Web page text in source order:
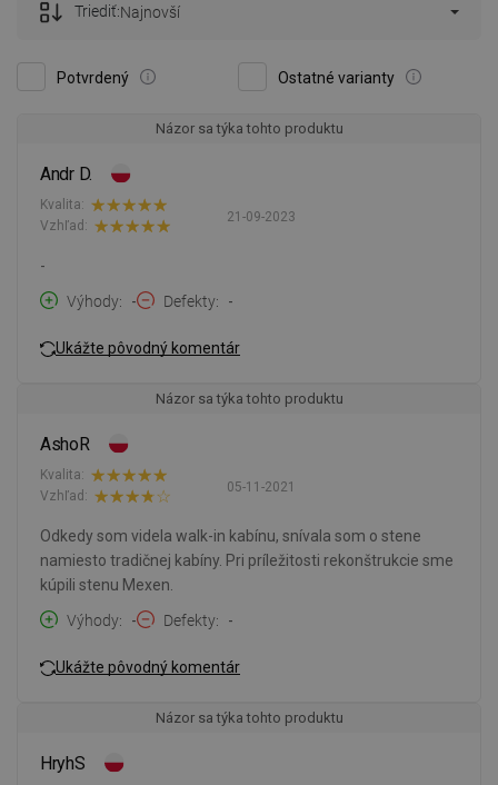
Potvrdený Ostatné varianty
Triediť:Najnovší
Názor sa týka tohto produktu
Andr D.
21-09-2023
Kvalita:
Vzhľad:
-
Výhody
- Defekty -
Ukážte pôvodný komentár
Názor sa týka tohto produktu
AshoR
05-11-2021
Kvalita:
Vzhľad:
Odkedy som videla walk-in kabínu, snívala som o stene
namiesto tradičnej kabíny. Pri príležitosti rekonštrukcie sme
kúpili stenu Mexen.
Výhody
- Defekty -
Ukážte pôvodný komentár
Názor sa týka tohto produktu
HryhS